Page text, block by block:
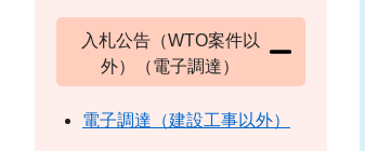
入札公告（WTO案件以
外）（電子調達）
電子調達（建設工事以外）